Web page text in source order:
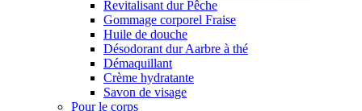
Revitalisant dur Pêche
Gommage corporel Fraise
Huile de douche
Désodorant dur Aarbre à thé
Démaquillant
Crème hydratante
Savon de visage
Pour le corps